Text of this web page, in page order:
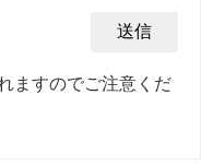
ますのでご注意くだ